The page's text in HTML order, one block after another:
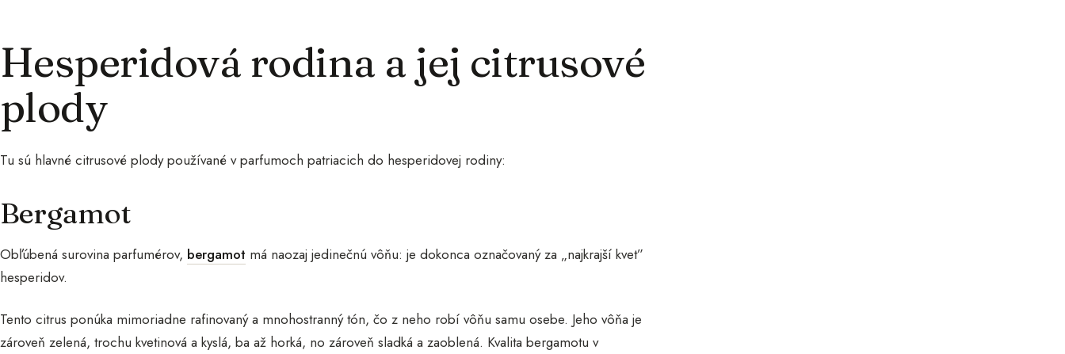
Hesperidová rodina a jej citrusové
plody
Tu sú hlavné citrusové plody používané v parfumoch patriacich do hesperidovej rodiny:
Bergamot
Obľúbená surovina parfumérov, bergamot má naozaj jedinečnú vôňu: je dokonca označovaný za „najkrajší kvet”
hesperidov.
Tento citrus ponúka mimoriadne rafinovaný a mnohostranný tón, čo z neho robí vôňu samu osebe. Jeho vôňa je
zároveň zelená, trochu kvetinová a kyslá, ba až horká, no zároveň sladká a zaoblená. Kvalita bergamotu v